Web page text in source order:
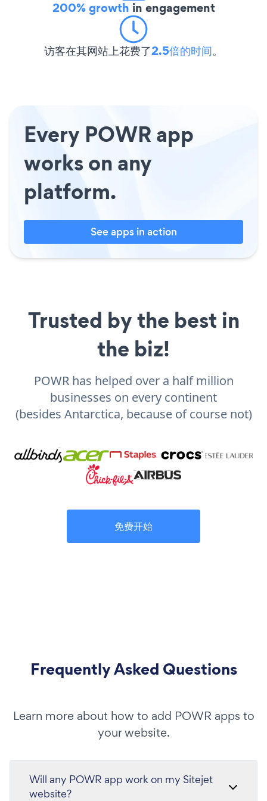
200% growth in engagement
访客在其网站上花费了2.5倍的时间。
Every POWR app
works on any
platform.
See apps in action
Trusted by the best in
the biz!
POWR has helped over a half million
businesses on every continent
(besides Antarctica, because of course not)
免费开始
Frequently Asked Questions
Learn more about how to add POWR apps to
your website.
Will any POWR app work on my Sitejet
website?